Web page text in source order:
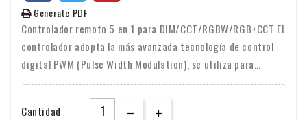
Generate PDF
Controlador remoto 5 en 1 para DIM/CCT/RGBW/RGB+CCT El
controlador adopta la más avanzada tecnología de control
digital PWM (Pulse Width Modulation), se utiliza para
controlar diferentes tipos de lámparas led.
Cantidad